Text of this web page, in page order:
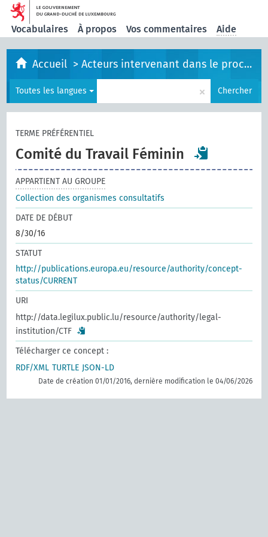
Vocabulaires À propos Vos commentaires Aide
Accueil >Acteurs intervenant dans le processus législatif
Toutes les langues × Chercher
TERME PRÉFÉRENTIEL
Comité du Travail Féminin
APPARTIENT AU GROUPE
Collection des organismes consultatifs
DATE DE DÉBUT
8/30/16
STATUT
http://publications.europa.eu/resource/authority/concept-
status/CURRENT
URI
http://data.legilux.public.lu/resource/authority/legal-
institution/CTF
Télécharger ce concept :
RDF/XML TURTLE JSON-LD
Date de création 01/01/2016, dernière modification le 04/06/2026